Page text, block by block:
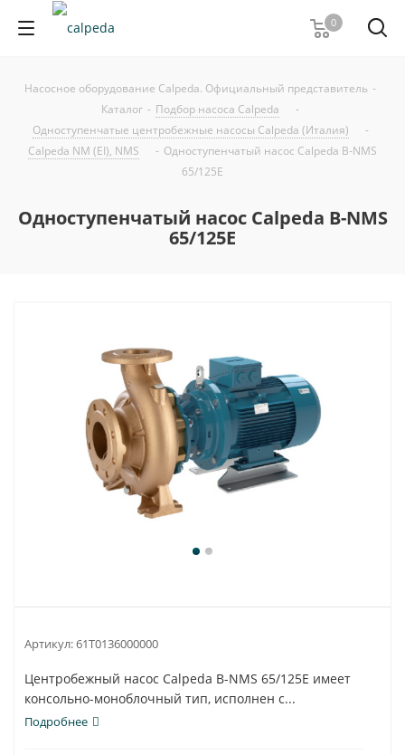
0
Насосное оборудование Calpeda. Официальный представитель -
Каталог - Подбор насоса Calpeda
-
Одноступенчатые центробежные насосы Calpeda (Италия)
-
Calpeda NM (EI), NMS
- Одноступенчатый насос Calpeda B-NMS
65/125E
Одноступенчатый насос Calpeda B-NMS
65/125E
Артикул:61T0136000000
Центробежный насос Calpeda B-NMS 65/125E имеет
консольно-моноблочный тип, исполнен с...
Подробнее